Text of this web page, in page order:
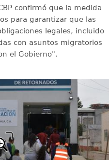
confirmó que la medida
para garantizar que las
legales, incluido
con asuntos migratorios
el Gobierno".